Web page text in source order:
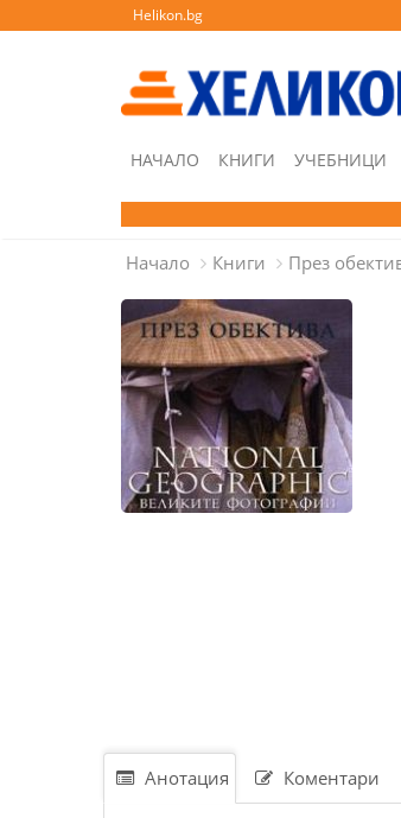
Helikon.bg
НАЧАЛО КНИГИ УЧЕБНИЦИ
Начало Книги През
Анотация Коментари